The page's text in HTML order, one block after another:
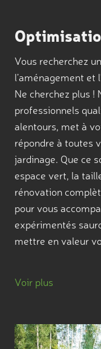
Vous recherchez
l’aménagement et
Ne cherchez plus !
professionnels
alentours, met à
répondre à toutes
jardinage. Que ce
espace vert, la
rénovation
pour vous
expérimentés
mettre en valeur
Nos services
également
occupons de tout,
pleinement de
Voir plus